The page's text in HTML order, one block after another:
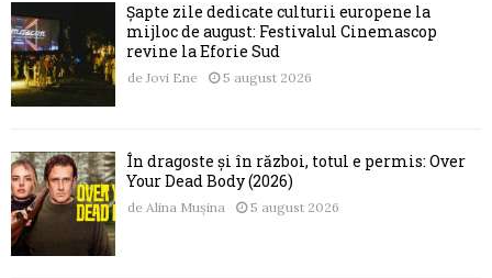
Șapte zile dedicate culturii europene la
mijloc de august: Festivalul Cinemascop
revine la Eforie Sud
de Jovi Ene 5 august 2026
În dragoste și în război, totul e permis: Over
Your Dead Body (2026)
de Alina Mușina 5 august 2026